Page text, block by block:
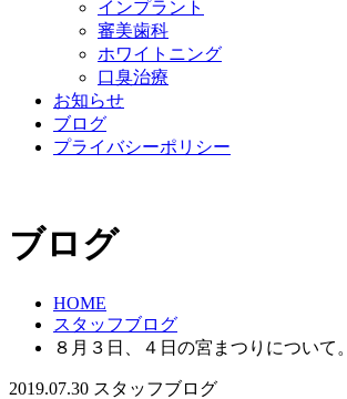
インプラント
審美歯科
ホワイトニング
口臭治療
お知らせ
ブログ
プライバシーポリシー
ブログ
HOME
スタッフブログ
８月３日、４日の宮まつりについて。
2019.07.30 スタッフブログ